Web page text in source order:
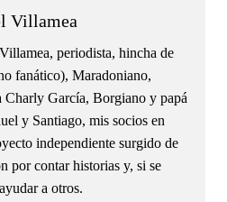
Villamea
periodista, hincha de
fanático), Maradoniano,
Charly García, Borgiano y papá
y Santiago, mis socios en
independiente surgido de
por contar historias y, si se
a otros.